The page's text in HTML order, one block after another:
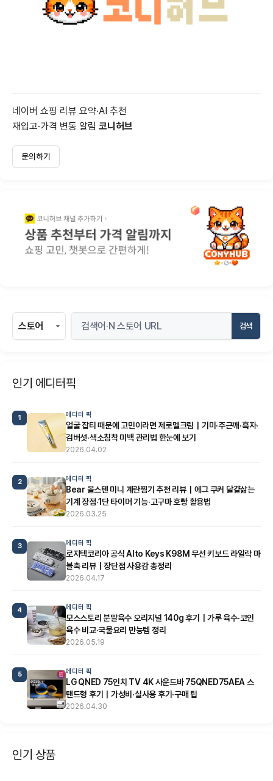
네이버 쇼핑 리뷰 요약·AI 추천
재입고·가격 변동 알림 코니허브
문의하기
검색
인기 에디터픽
1 에디터 픽
얼굴 잡티 때문에 고민이라면 제로멜크림｜기미·주근깨·흑자·
검버섯·색소침착 미백 관리법 한눈에 보기
2026.04.02
2 에디터 픽
Bear 올스텐 미니 계란찜기 추천 리뷰｜에그 쿠커 달걀삶는
기계 장점·1단 타이머 기능·고구마 호빵 활용법
2026.03.25
3 에디터 픽
로지텍코리아 공식 Alto Keys K98M 무선 키보드 라일락 마
블축 리뷰｜장단점 사용감 총정리
2026.04.17
4 에디터 픽
모스스토리 분말육수 오리지널 140g 후기｜가루 육수·코인
육수 비교·국물요리 만능템 정리
2026.05.19
5 에디터 픽
LG QNED 75인치 TV 4K 사운드바 75QNED75AEA 스
탠드형 후기｜가성비·실사용 후기·구매 팁
2026.04.30
인기 상품